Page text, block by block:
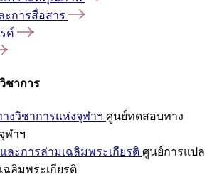
ะการสื่อสาร
ค์
ชาการ
งวิชาการแห่งจุฬาฯ ศูนย์ทดสอบทาง
ฬาฯ
ละการล่ามเฉลิมพระเกียรติ ศูนย์การแปล
ฉลิมพระเกียรติ